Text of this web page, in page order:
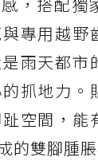
，搭配獨
專用越野
雨天都市
抓地力。
空間，能
的雙腳腫脹